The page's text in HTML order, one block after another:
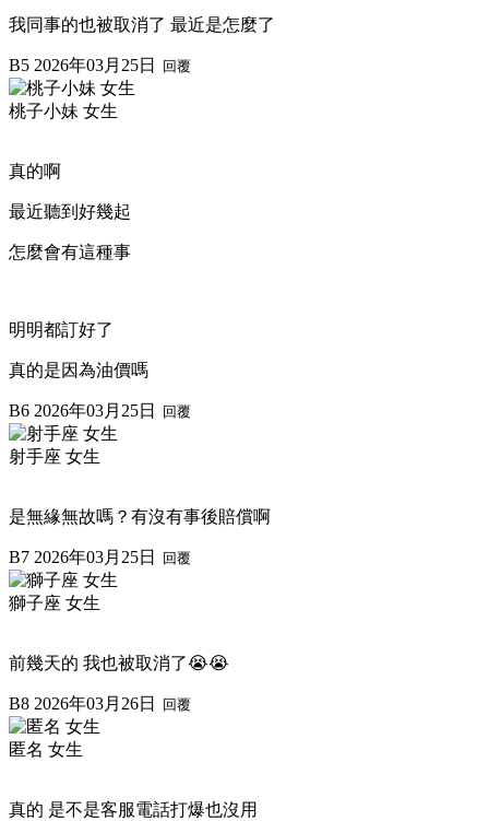
我同事的也被取消了 最近是怎麼了
B5 2026年03月25日 回覆
桃子小妹 女生
真的啊
最近聽到好幾起
怎麼會有這種事
明明都訂好了
真的是因為油價嗎
B6 2026年03月25日 回覆
射手座 女生
是無緣無故嗎？有沒有事後賠償啊
B7 2026年03月25日 回覆
獅子座 女生
前幾天的 我也被取消了😭😭
B8 2026年03月26日 回覆
匿名 女生
真的 是不是客服電話打爆也沒用